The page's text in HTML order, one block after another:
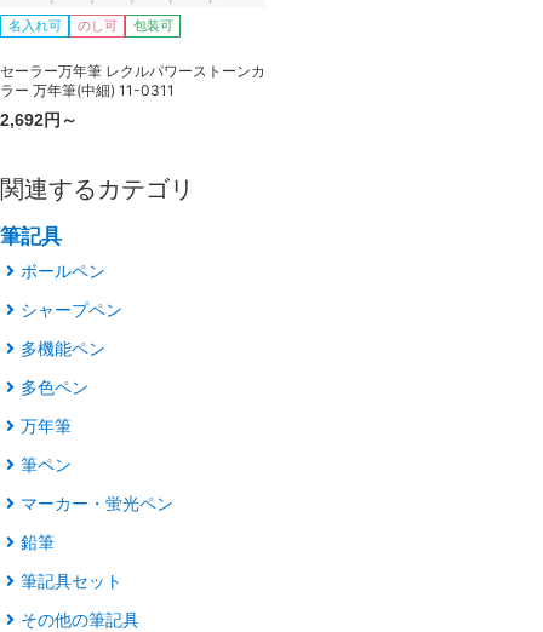
名入れ可 のし可 包装可
セーラー万年筆 レクルパワーストーンカ
ラー 万年筆(中細) 11-0311
2,692円～
関連するカテゴリ
筆記具
ボールペン
シャープペン
多機能ペン
多色ペン
万年筆
筆ペン
マーカー・蛍光ペン
鉛筆
筆記具セット
その他の筆記具